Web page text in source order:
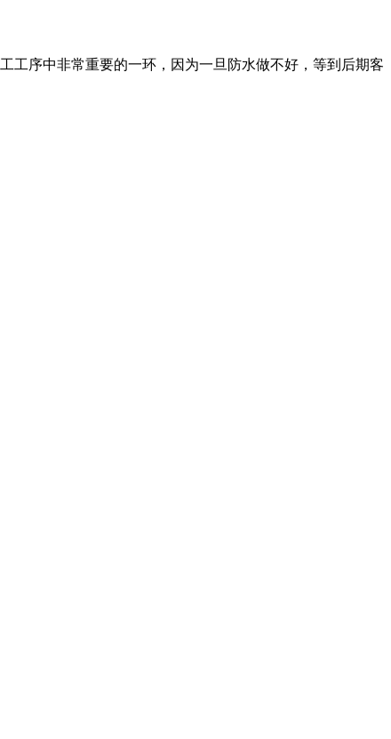
工序中非常重要的一环，因为一旦防水做不好，等到后期客